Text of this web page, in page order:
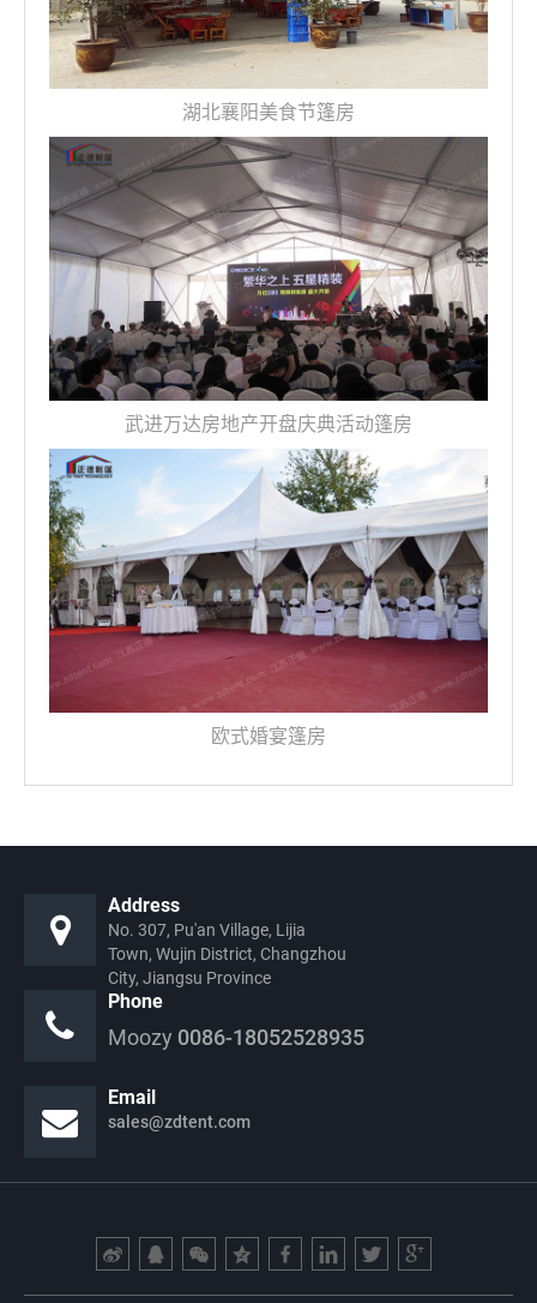
湖北襄阳美食节篷房
武进万达房地产开盘庆典活动篷房
欧式婚宴篷房
Address
No. 307, Pu'an Village, Lijia
Town, Wujin District, Changzhou
City, Jiangsu Province
Phone
Moozy 0086-18052528935
Email
sales@zdtent.com